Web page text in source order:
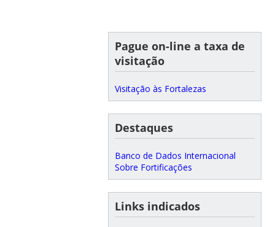
Pague on-line a taxa de
visitação
Visitação às Fortalezas
Destaques
Banco de Dados Internacional
Sobre Fortificações
Links indicados